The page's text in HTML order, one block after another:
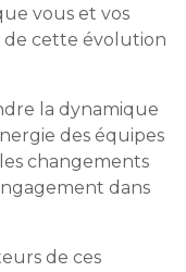
vous et vos
de cette évolution
la dynamique
des équipes
changements
dans
de ces